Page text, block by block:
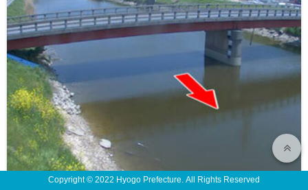
Copyright © 2022 Hyogo Prefecture. All Rights Reserved